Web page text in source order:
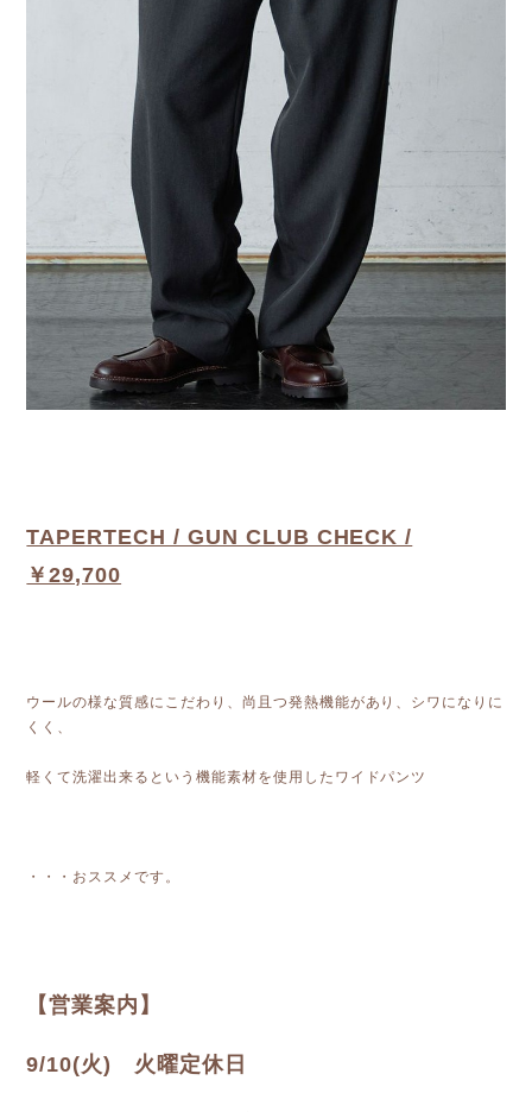
TAPERTECH / GUN CLUB CHECK /
￥29,700
ウールの様な質感にこだわり、尚且つ発熱機能があり、シワになりに
くく、
軽くて洗濯出来るという機能素材を使用したワイドパンツ
・・・おススメです。
【営業案内】
9/10(火) 火曜定休日